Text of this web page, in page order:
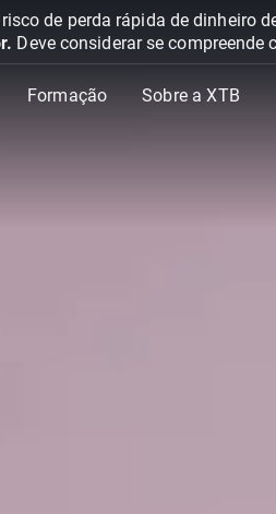
de perda rápida de dinheiro
Deve considerar se compreende
Formação Sobre a XTB